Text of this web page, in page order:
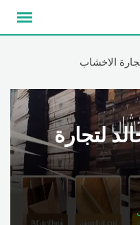
الاخشاب
لتجارة